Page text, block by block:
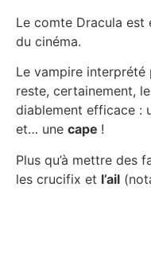
Le comte Dracula est
du cinéma.
Le vampire interprété
reste, certainement,
diablement efficace :
et… une cape !
Plus qu’à mettre des
les crucifix et l’ail